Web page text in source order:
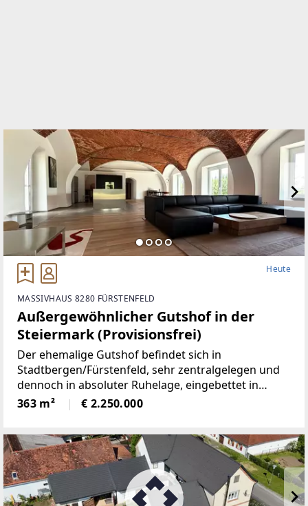
Heute
MASSIVHAUS 8280 FÜRSTENFELD
Außergewöhnlicher Gutshof in der
Steiermark (Provisionsfrei)
Der ehemalige Gutshof befindet sich in
Stadtbergen/Fürstenfeld, sehr zentralgelegen und
dennoch in absoluter Ruhelage, eingebettet in
wunderbare Natur.Die Liegenschaft bietet ein hohes
Maß an Privatsphäre, versprüht
363 m² € 2.250.000